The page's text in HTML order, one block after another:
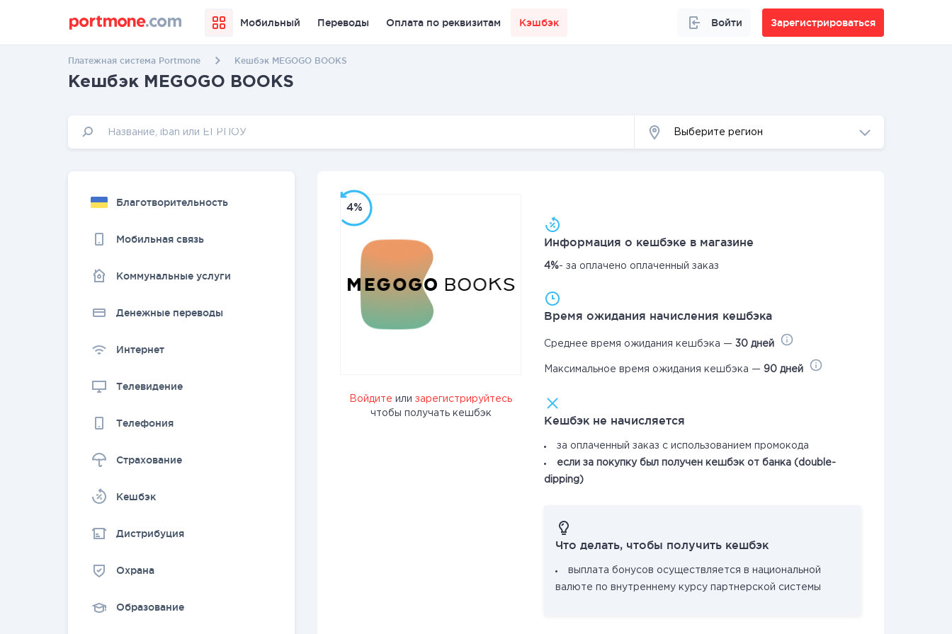
Мобильный Переводы Оплата по реквизитам Кэшбэк Войти Зарегистрироваться
Платежная система Portmone Кешбэк MEGOGO BOOKS
Кешбэк MEGOGO BOOKS
Выберите регион
Благотворительность
Мобильная связь
Коммунальные услуги
Денежные переводы
Интернет
Телевидение
Телефония
Страхование
Kешбэк
Дистрибуция
Охрана
Образование
4%
Войдите или зарегистрируйтесь
чтобы получать кешбэк
Информация о кешбэке в магазине
4%- за оплачено оплаченный заказ
Время ожидания начисления кешбэка
Среднее время ожидания кешбэка — 30 дней
Максимальное время ожидания кешбэка — 90 дней
Кешбэк не начисляется
за оплаченный заказ с использованием промокода
если за покупку был получен кешбэк от банка (double-
dipping)
Что делать, чтобы получить кешбэк
выплата бонусов осуществляется в национальной
валюте по внутреннему курсу партнерской системы